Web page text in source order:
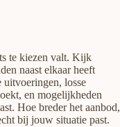
te kiezen valt. Kijk
naast elkaar heeft
uitvoeringen, losse
en mogelijkheden
Hoe breder het aanbod,
bij jouw situatie past.